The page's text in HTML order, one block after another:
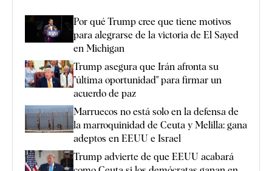
Por qué Trump cree que tiene motivos
para alegrarse de la victoria de El Sayed
en Michigan
Trump asegura que Irán afronta su
"última oportunidad" para firmar un
acuerdo de paz
Marruecos no está solo en la defensa de
la marroquinidad de Ceuta y Melilla: gana
adeptos en EEUU e Israel
Trump advierte de que EEUU acabará